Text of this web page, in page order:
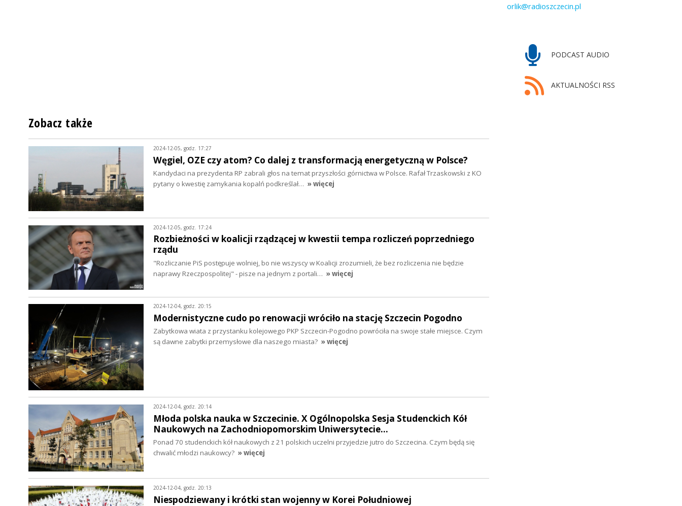
orlik@radioszczecin.pl
PODCAST AUDIO
AKTUALNOŚCI RSS
Zobacz także
2024-12-05, godz. 17:27
Węgiel, OZE czy atom? Co dalej z transformacją energetyczną w Polsce?
Kandydaci na prezydenta RP zabrali głos na temat przyszłości górnictwa w Polsce. Rafał Trzaskowski z KO
pytany o kwestię zamykania kopalń podkreślał… » więcej
2024-12-05, godz. 17:24
Rozbieżności w koalicji rządzącej w kwestii tempa rozliczeń poprzedniego
rządu
"Rozliczanie PiS postępuje wolniej, bo nie wszyscy w Koalicji zrozumieli, że bez rozliczenia nie będzie
naprawy Rzeczpospolitej" - pisze na jednym z portali… » więcej
2024-12-04, godz. 20:15
Modernistyczne cudo po renowacji wróciło na stację Szczecin Pogodno
Zabytkowa wiata z przystanku kolejowego PKP Szczecin-Pogodno powróciła na swoje stałe miejsce. Czym
są dawne zabytki przemysłowe dla naszego miasta? » więcej
2024-12-04, godz. 20:14
Młoda polska nauka w Szczecinie. X Ogólnopolska Sesja Studenckich Kół
Naukowych na Zachodniopomorskim Uniwersytecie…
Ponad 70 studenckich kół naukowych z 21 polskich uczelni przyjedzie jutro do Szczecina. Czym będą się
chwalić młodzi naukowcy? » więcej
2024-12-04, godz. 20:13
Niespodziewany i krótki stan wojenny w Korei Południowej